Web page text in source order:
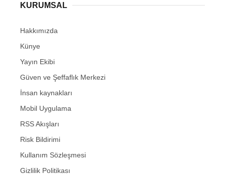
KURUMSAL
Hakkımızda
Künye
Yayın Ekibi
Güven ve Şeffaflık Merkezi
İnsan kaynakları
Mobil Uygulama
RSS Akışları
Risk Bildirimi
Kullanım Sözleşmesi
Gizlilik Politikası